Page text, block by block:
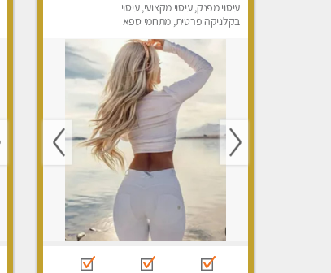
עיסוי מפנק, עיסוי מקצועי, עיסוי
בקלניקה פרטית, מתחמי ספא